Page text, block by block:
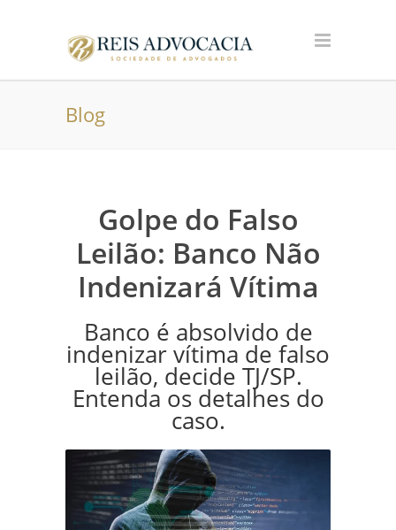
Blog
Golpe do Falso
Leilão: Banco Não
Indenizará Vítima
Banco é absolvido de
indenizar vítima de falso
leilão, decide TJ/SP.
Entenda os detalhes do
caso.